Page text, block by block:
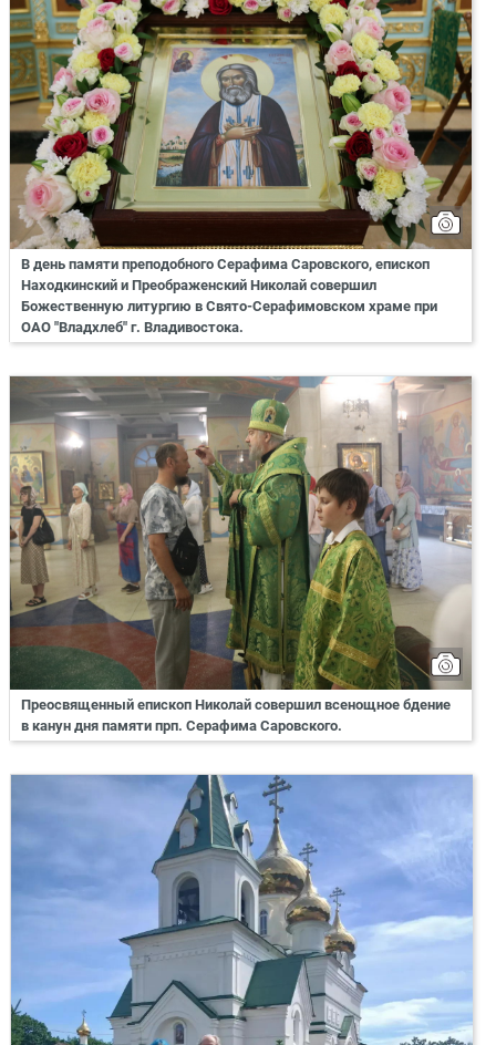
В день памяти преподобного Серафима Саровского, епископ
Находкинский и Преображенский Николай совершил
Божественную литургию в Свято-Серафимовском храме при
ОАО "Владхлеб" г. Владивостока.
Преосвященный епископ Николай совершил всенощное бдение
в канун дня памяти прп. Серафима Саровского.